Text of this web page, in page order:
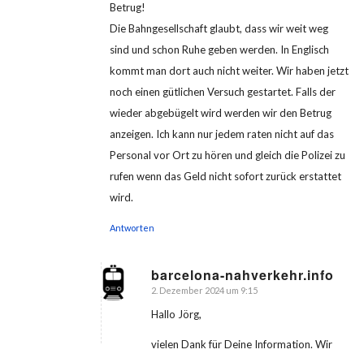
Betrug!
Die Bahngesellschaft glaubt, dass wir weit weg
sind und schon Ruhe geben werden. In Englisch
kommt man dort auch nicht weiter. Wir haben jetzt
noch einen gütlichen Versuch gestartet. Falls der
wieder abgebügelt wird werden wir den Betrug
anzeigen. Ich kann nur jedem raten nicht auf das
Personal vor Ort zu hören und gleich die Polizei zu
rufen wenn das Geld nicht sofort zurück erstattet
wird.
Antworten
barcelona-nahverkehr.info
sagte:
2. Dezember 2024 um 9:15
Hallo Jörg,
vielen Dank für Deine Information. Wir